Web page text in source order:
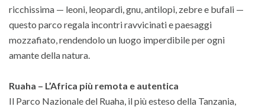
ricchissima — leoni, leopardi, gnu, antilopi, zebre e bufali —
questo parco regala incontri ravvicinati e paesaggi
mozzafiato, rendendolo un luogo imperdibile per ogni
amante della natura.
Ruaha – L’Africa più remota e autentica
Il Parco Nazionale del Ruaha, il più esteso della Tanzania,